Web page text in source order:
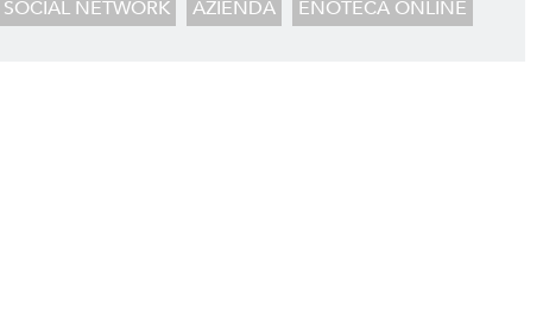
SOCIAL NETWORK
AZIENDA ENOTECA ONLINE